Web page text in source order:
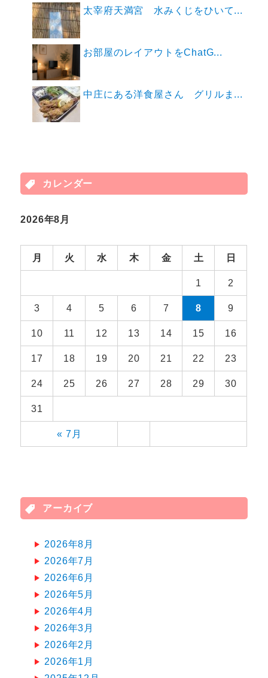
太宰府天満宮 水みくじをひいて...
お部屋のレイアウトをChatG...
中庄にある洋食屋さん グリルま...
カレンダー
2026年8月
月 火 水 木 金 土 日
« 7月
1 2
3 4 5 6 7 8 9
10 11 12 13 14 15 16
17 18 19 20 21 22 23
24 25 26 27 28 29 30
31
アーカイブ
2026年8月
2026年7月
2026年6月
2026年5月
2026年4月
2026年3月
2026年2月
2026年1月